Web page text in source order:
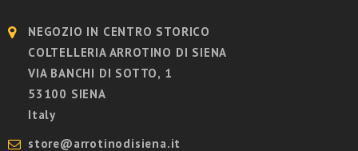
NEGOZIO IN CENTRO STORICO
COLTELLERIA ARROTINO DI SIENA
VIA BANCHI DI SOTTO, 1
53100 SIENA
Italy
store@arrotinodisiena.it